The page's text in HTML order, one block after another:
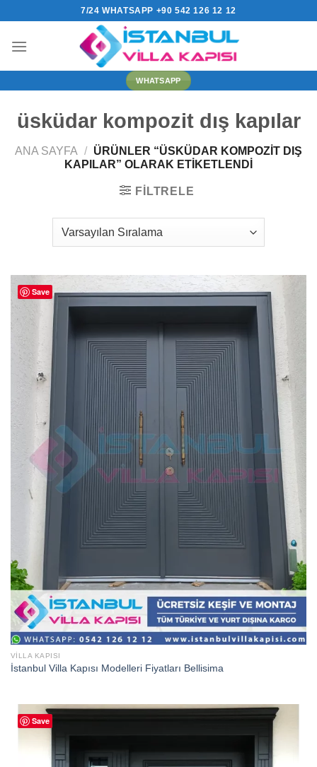
7/24 WHATSAPP +90 542 126 12 12
WHATSAPP
üsküdar kompozit dış kapılar
ANA SAYFA / ÜRÜNLER “ÜSKÜDAR KOMPOZIT DIŞ
KAPILAR” OLARAK ETIKETLENDI
FILTRELE
Save
VILLA KAPISI
İstanbul Villa Kapısı Modelleri Fiyatları Bellisima
Save